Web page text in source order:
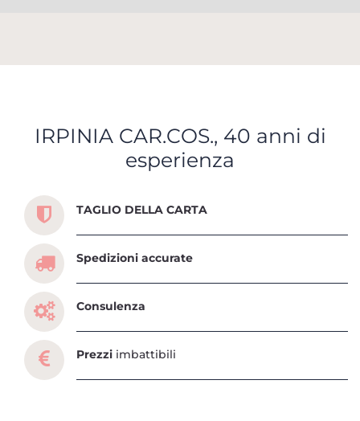
IRPINIA CAR.COS., 40 anni di
esperienza
Scopri tutti i servizi che ti abbiamo dedicato
TAGLIO DELLA CARTA
Spedizioni accurate
Consulenza
Prezzi imbattibili